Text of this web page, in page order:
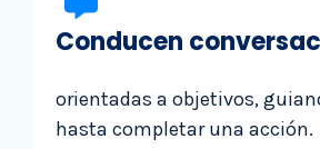
Conducen
orientadas a objetivos,
hasta completar una acción.